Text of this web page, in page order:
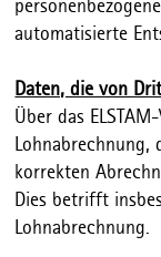
automatisierte
Daten, die von
Über das
Lohnabrechnung,
korrekten
Dies betrifft
Lohnabrechnung.